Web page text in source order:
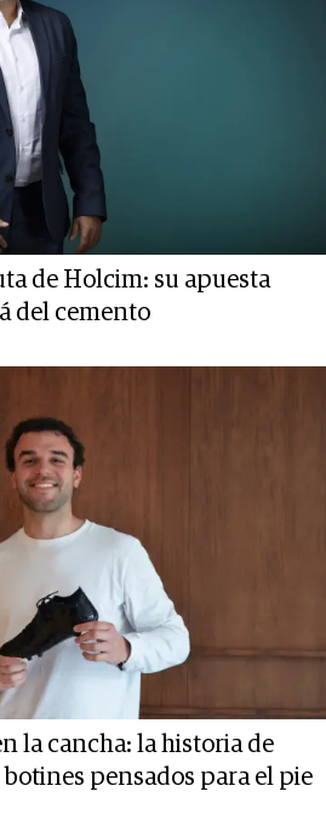
de Holcim: su apuesta
del cemento
la cancha: la historia de
pensados para el pie